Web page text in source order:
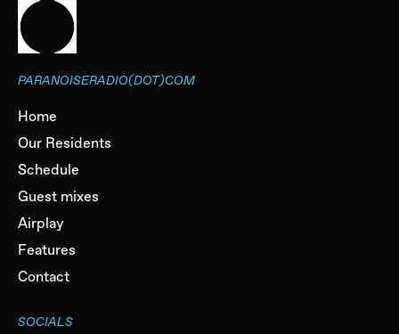
PARANOISERADIO(DOT)COM
Home
Our Residents
Schedule
Guest mixes
Airplay
Features
Contact
SOCIALS